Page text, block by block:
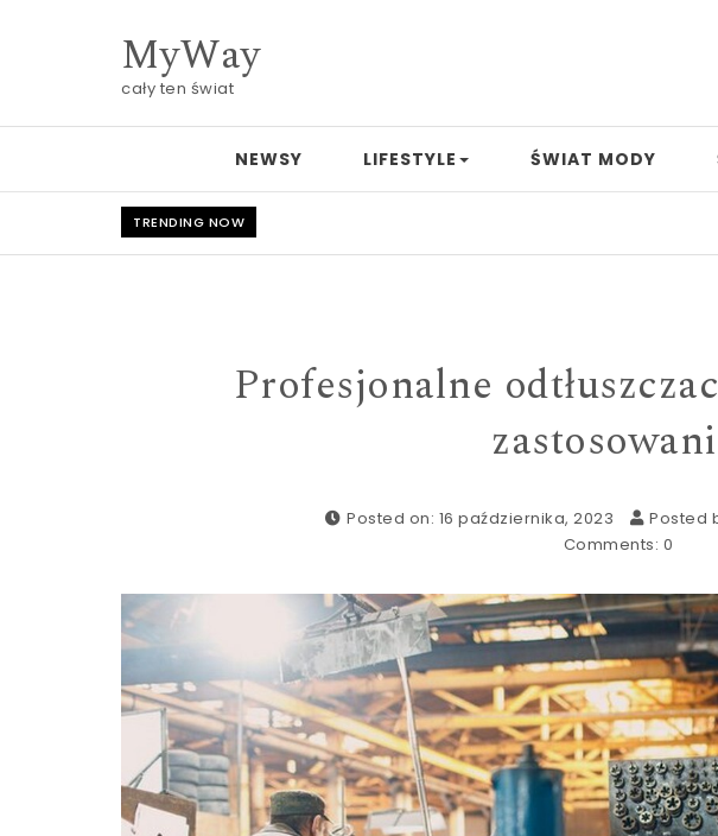
MyWay
cały ten świat
NEWSY LIFESTYLE ŚWIAT MODY
TRENDING NOW
Profesjonalne
Posted on: 16 października, 2023 Posted
Comments: 0